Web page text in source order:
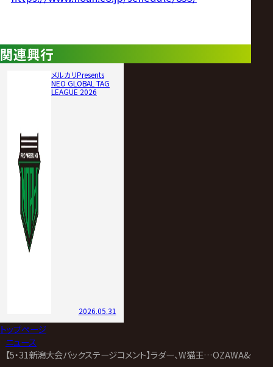
関連興行
メルカリPresents
NEO GLOBAL TAG
LEAGUE 2026
2026.05.31
トップページ
ニュース
【5・31新潟大会バックステージコメント】ラダー、W猫王…OZAWA&